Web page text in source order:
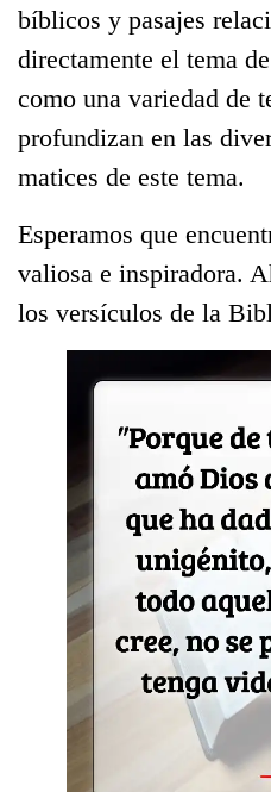
bíblicos y pasajes
directamente el tema de
como una variedad de
profundizan en las
matices de este tema.
Esperamos que
valiosa e inspiradora.
los versículos de la